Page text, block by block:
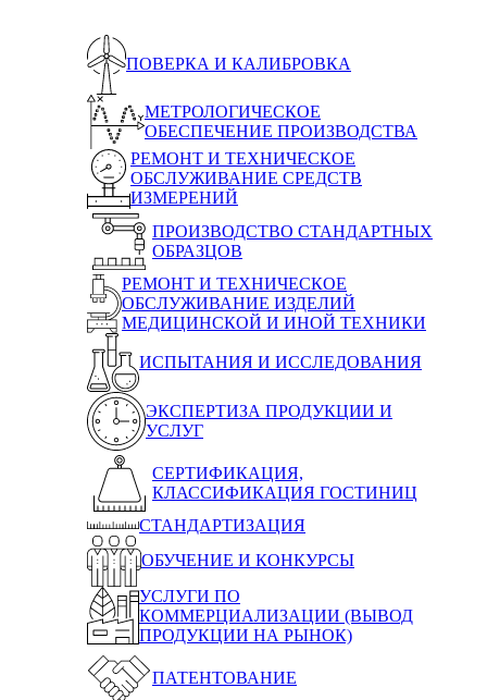
ПОВЕРКА И КАЛИБРОВКА
МЕТРОЛОГИЧЕСКОЕ
ОБЕСПЕЧЕНИЕ ПРОИЗВОДСТВА
РЕМОНТ И ТЕХНИЧЕСКОЕ
ОБСЛУЖИВАНИЕ СРЕДСТВ
ИЗМЕРЕНИЙ
ПРОИЗВОДСТВО СТАНДАРТНЫХ
ОБРАЗЦОВ
РЕМОНТ И ТЕХНИЧЕСКОЕ
ОБСЛУЖИВАНИЕ ИЗДЕЛИЙ
МЕДИЦИНСКОЙ И ИНОЙ ТЕХНИКИ
ИСПЫТАНИЯ И ИССЛЕДОВАНИЯ
ЭКСПЕРТИЗА ПРОДУКЦИИ И
УСЛУГ
СЕРТИФИКАЦИЯ,
КЛАССИФИКАЦИЯ ГОСТИНИЦ
СТАНДАРТИЗАЦИЯ
ОБУЧЕНИЕ И КОНКУРСЫ
УСЛУГИ ПО
КОММЕРЦИАЛИЗАЦИИ (ВЫВОД
ПРОДУКЦИИ НА РЫНОК)
ПАТЕНТОВАНИЕ